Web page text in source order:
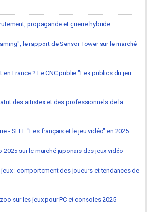
propagande et guerre hybride
le rapport de Sensor Tower sur le marché
en France ? Le CNC publie "Les publics du jeu
des artistes et des professionnels de la
- SELL "Les français et le jeu vidéo" en 2025
2025 sur le marché japonais des jeux vidéo
jeux : comportement des joueurs et tendances de
sur les jeux pour PC et consoles 2025